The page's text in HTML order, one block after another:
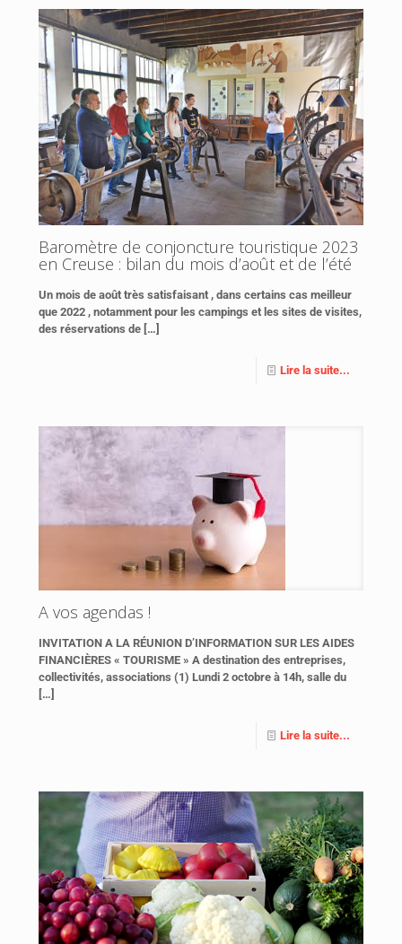
Baromètre de conjoncture touristique 2023
en Creuse : bilan du mois d’août et de l’été
Un mois de août très satisfaisant , dans certains cas meilleur
que 2022 , notamment pour les campings et les sites de visites,
des réservations de […]
Lire la suite...
A vos agendas !
INVITATION A LA RÉUNION D’INFORMATION SUR LES AIDES
FINANCIÈRES « TOURISME » A destination des entreprises,
collectivités, associations (1) Lundi 2 octobre à 14h, salle du
[…]
Lire la suite...